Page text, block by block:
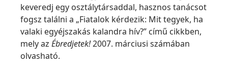
keveredj egy osztálytársaddal, hasznos tanácsot
fogsz találni a „Fiatalok kérdezik: Mit tegyek, ha
valaki egyéjszakás kalandra hív?” című cikkben,
mely az Ébredjetek!2007. márciusi számában
olvasható.